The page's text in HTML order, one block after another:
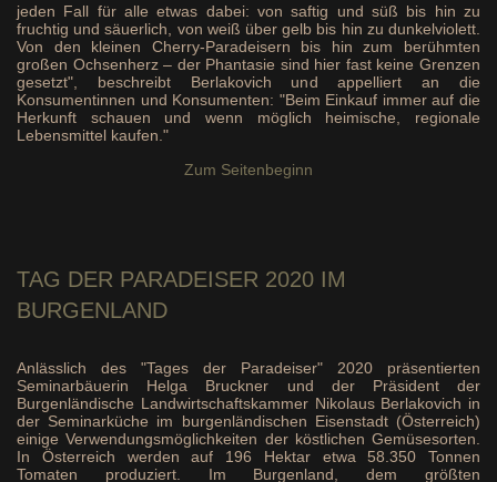
jeden Fall für alle etwas dabei: von saftig und süß bis hin zu
fruchtig und säuerlich, von weiß über gelb bis hin zu dunkelviolett.
Von den kleinen Cherry-Paradeisern bis hin zum berühmten
großen Ochsenherz – der Phantasie sind hier fast keine Grenzen
gesetzt", beschreibt Berlakovich und appelliert an die
Konsumentinnen und Konsumenten: "Beim Einkauf immer auf die
Herkunft schauen und wenn möglich heimische, regionale
Lebensmittel kaufen."
Zum Seitenbeginn
TAG DER PARADEISER 2020 IM
BURGENLAND
Anlässlich des "Tages der Paradeiser" 2020 präsentierten
Seminarbäuerin Helga Bruckner und der Präsident der
Burgenländische Landwirtschaftskammer Nikolaus Berlakovich in
der Seminarküche im burgenländischen Eisenstadt (Österreich)
einige Verwendungsmöglichkeiten der köstlichen Gemüsesorten.
In Österreich werden auf 196 Hektar etwa 58.350 Tonnen
Tomaten produziert. Im Burgenland, dem größten